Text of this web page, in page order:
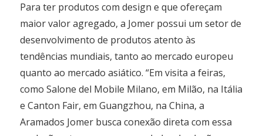
Para ter produtos com design e que ofereçam
maior valor agregado, a Jomer possui um setor de
desenvolvimento de produtos atento às
tendências mundiais, tanto ao mercado europeu
quanto ao mercado asiático. “Em visita a feiras,
como Salone del Mobile Milano, em Milão, na Itália
e Canton Fair, em Guangzhou, na China, a
Aramados Jomer busca conexão direta com essa